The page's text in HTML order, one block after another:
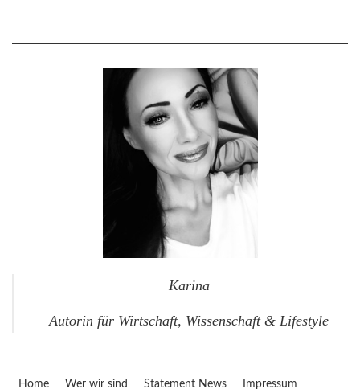
Karina
Autorin für Wirtschaft, Wissenschaft & Lifestyle
Home Wer wir sind Statement News Impressum